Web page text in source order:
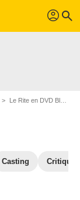
profil search
Le Rite en DVD Blu Ray
Casting